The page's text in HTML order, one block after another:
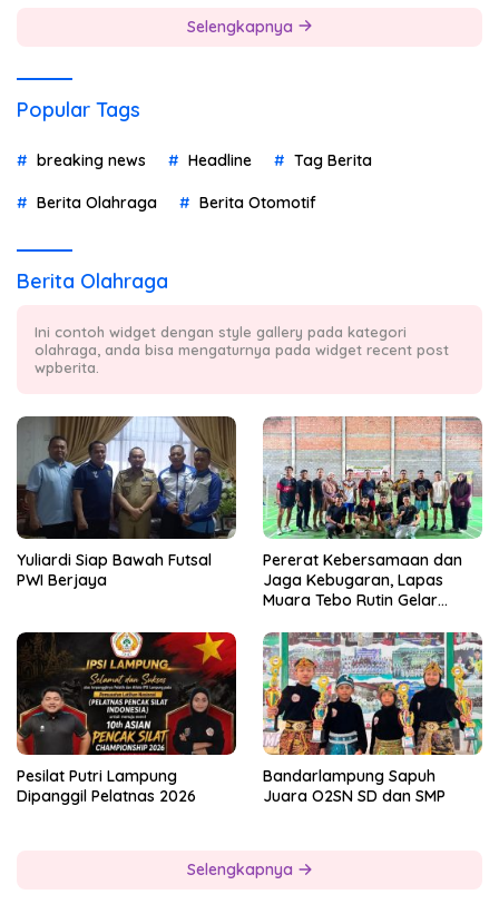
Selengkapnya
Popular Tags
breaking news Headline Tag Berita
Berita Olahraga Berita Otomotif
Berita Olahraga
Ini contoh widget dengan style gallery pada kategori
olahraga, anda bisa mengaturnya pada widget recent post
wpberita.
Yuliardi Siap Bawah Futsal
PWI Berjaya
Pererat Kebersamaan dan
Jaga Kebugaran, Lapas
Muara Tebo Rutin Gelar
Pesilat Putri Lampung
Dipanggil Pelatnas 2026
Bandarlampung Sapuh
Juara O2SN SD dan SMP
Selengkapnya